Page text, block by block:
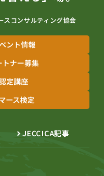
スコンサルティング協会
ント情報
ナー募集
定講座
ース検定
JECCICA記事